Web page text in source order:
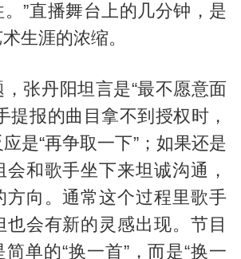
”直播舞台上的几分钟，是
生涯的浓缩。
张丹阳坦言是“最不愿意面
提报的曲目拿不到授权时，
是“再争取一下”；如果还是
和歌手坐下来坦诚沟通，
方向。通常这个过程里歌手
也会有新的灵感出现。节目
单的“换一首”，而是“换一